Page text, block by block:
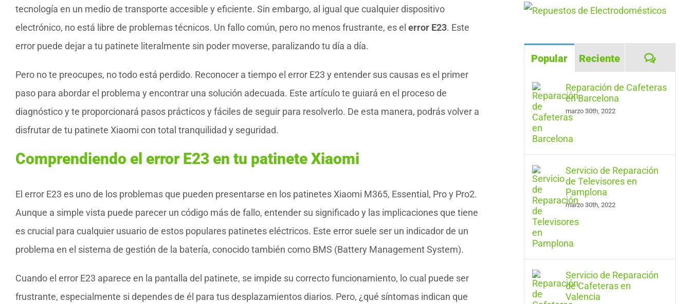
tecnología en un medio de transporte accesible y eficiente. Sin embargo, al igual que cualquier dispositivo
electrónico, no está libre de problemas técnicos. Un fallo común, pero no menos frustrante, es el error E23. Este
error puede dejar a tu patinete literalmente sin poder moverse, paralizando tu día a día.
Pero no te preocupes, no todo está perdido. Reconocer a tiempo el error E23 y entender sus causas es el primer
paso para abordar el problema y encontrar una solución adecuada. Este artículo te guiará en el proceso de
diagnóstico y te proporcionará pasos prácticos y fáciles de seguir para resolverlo. De esta manera, podrás volver a
disfrutar de tu patinete Xiaomi con total tranquilidad y seguridad.
Comprendiendo el error E23 en tu patinete Xiaomi
El error E23 es uno de los problemas que pueden presentarse en los patinetes Xiaomi M365, Essential, Pro y Pro2.
Aunque a simple vista puede parecer un código más de fallo, entender su significado y las implicaciones que tiene
es crucial para cualquier usuario de estos populares patinetes eléctricos. Este error suele ser un indicador de un
problema en el sistema de gestión de la batería, conocido también como BMS (Battery Management System).
Cuando el error E23 aparece en la pantalla del patinete, se impide su correcto funcionamiento, lo cual puede ser
frustrante, especialmente si dependes de él para tus desplazamientos diarios. Pero, ¿qué síntomas indican que
Popular Reciente
Reparación de Cafeteras
en Barcelona
marzo 30th, 2022
Servicio de Reparación
de Televisores en
Pamplona
marzo 30th, 2022
Servicio de Reparación
de Cafeteras en
Valencia